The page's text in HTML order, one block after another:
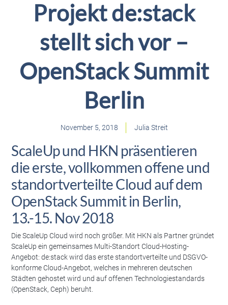
Projekt de:stack
stellt sich vor –
OpenStack Summit
Berlin
November 5, 2018 Julia Streit
ScaleUp und HKN präsentieren
die erste, vollkommen offene und
standortverteilte Cloud auf dem
OpenStack Summit in Berlin,
13.-15. Nov 2018
Die ScaleUp Cloud wird noch größer. Mit HKN als Partner gründet
ScaleUp ein gemeinsames Multi-Standort Cloud-Hosting-
Angebot: de:stack wird das erste standortverteilte und DSGVO-
konforme Cloud-Angebot, welches in mehreren deutschen
Städten gehostet wird und auf offenen Technologiestandards
(OpenStack, Ceph) beruht.